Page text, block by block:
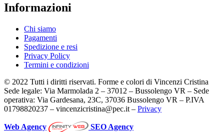
Informazioni
Chi siamo
Pagamenti
Spedizione e resi
Privacy Policy
Termini e condizioni
© 2022 Tutti i diritti riservati. Forme e colori di Vincenzi Cristina
Sede legale: Via Marmolada 2 – 37012 – Bussolengo VR – Sede
operativa: Via Gardesana, 23C, 37036 Bussolengo VR – P.IVA
01798820237 – vincenzicristina@pec.it – Privacy
Web Agency
SEO Agency